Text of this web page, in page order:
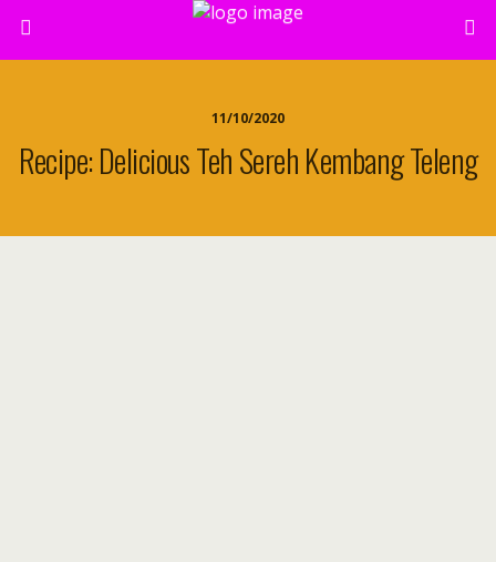
11/10/2020
Recipe: Delicious Teh Sereh Kembang Teleng